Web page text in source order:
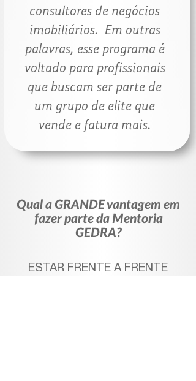
consultores de negócios
imobiliários. ​​​​​​​ Em outras
palavras, esse programa é
voltado para profissionais
que buscam ser parte de
um grupo de elite que
vende e fatura mais.
Qual a GRANDE vantagem em
fazer parte da Mentoria
GEDRA?
ESTAR FRENTE A FRENTE